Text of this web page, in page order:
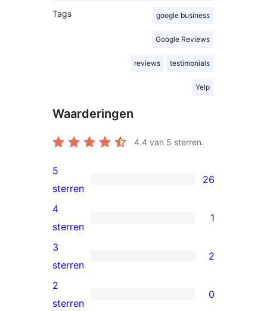
Tags google business
Google Reviews
reviews testimonials
Yelp
Waarderingen
4.4 van 5 sterren.
26
5
sterren
beoordelingen
5
sterren
26
1
4
ster
beoordeling
4
sterren
1
2
3
sterren
3
sterren
2
0
2
sterren
0